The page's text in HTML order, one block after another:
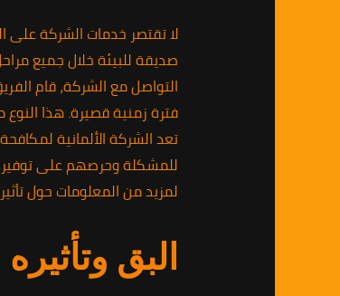
لا تقتصر خدمات الشركة
صديقة للبيئة خلال جميع
التواصل مع الشركة، قام
فترة زمنية قصيرة. هذا النوع
تعد الشركة الألمانية
للمشكلة وحرصهم على توفير
لمزيد من المعلومات حول
البق